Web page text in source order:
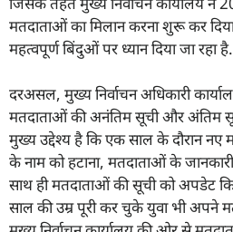
मतदाताओं का मिलान करना शुरू कर
महत्वपूर्ण बिंदुओं पर ध्यान दिया जा रहा है.
दरअसल, मुख्य निर्वाचन अधिकारी
मतदाताओं की अनंतिम सूची और अंतिम
मुख्य उद्देश्य है कि एक साल के दौरान नए
के नाम को हटाना, मतदाताओं के
साथ ही मतदाताओं की सूची को अपडेट
साल की उम्र पूरी कर चुके युवा भी अपने